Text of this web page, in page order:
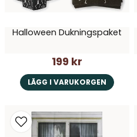
Halloween Dukningspaket
199 kr
LÄGG I VARUKORGEN